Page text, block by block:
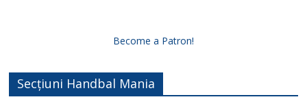
Become a Patron!
Secțiuni Handbal Mania